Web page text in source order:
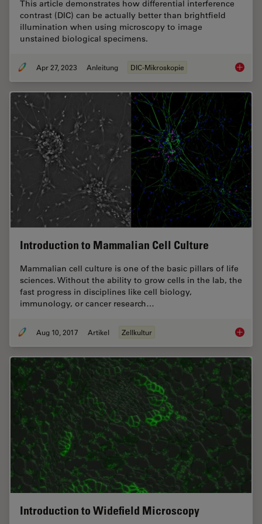
This article demonstrates how differential interference
contrast (DIC) can be actually better than brightfield
illumination when using microscopy to image
unstained biological specimens.
Apr 27, 2023 Anleitung DIC-Mikroskopie
Introduction to Mammalian Cell Culture
Mammalian cell culture is one of the basic pillars of life
sciences. Without the ability to grow cells in the lab, the
fast progress in disciplines like cell biology,
immunology, or cancer research…
Aug 10, 2017 Artikel Zellkultur
Introduction to Widefield Microscopy